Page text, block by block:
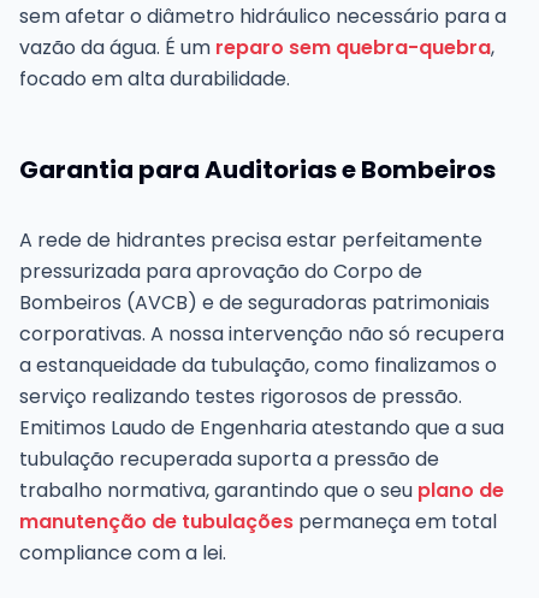
sem afetar o diâmetro hidráulico necessário para a
vazão da água. É um reparo sem quebra-quebra,
focado em alta durabilidade.
Garantia para Auditorias e Bombeiros
A rede de hidrantes precisa estar perfeitamente
pressurizada para aprovação do Corpo de
Bombeiros (AVCB) e de seguradoras patrimoniais
corporativas. A nossa intervenção não só recupera
a estanqueidade da tubulação, como finalizamos o
serviço realizando testes rigorosos de pressão.
Emitimos Laudo de Engenharia atestando que a sua
tubulação recuperada suporta a pressão de
trabalho normativa, garantindo que o seu plano de
manutenção de tubulações permaneça em total
compliance com a lei.